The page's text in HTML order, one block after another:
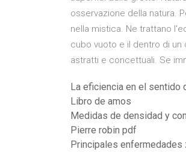
osservazione della natura.
nella mistica. Ne trattano
cubo vuoto e il dentro di un
astratti e concettuali. Se
La eficiencia en el sentido
Libro de amos
Medidas de densidad y
Pierre robin pdf
Principales